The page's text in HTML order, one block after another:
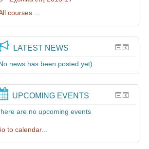
courses ...
LATEST NEWS
news has been posted yet)
UPCOMING EVENTS
are no upcoming events
to calendar...